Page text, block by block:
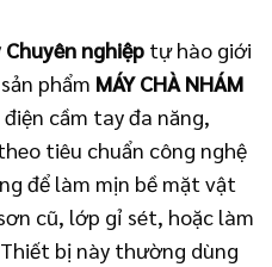
nghiệp tự hào giới
phẩm MÁY CHÀ NHÁM
cầm tay đa năng,
tiêu chuẩn công nghệ
để làm mịn bề mặt vật
cũ, lớp gỉ sét, hoặc làm
bị này thường dùng